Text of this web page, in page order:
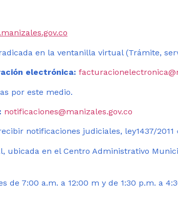
en la ventanilla virtual (Trámite,
electrónica:
por este medio.
notificaciones@manizales.gov.co
notificaciones judiciales, ley1437/2011
ubicada en el Centro Administrativo
de 7:00 a.m. a 12:00 m y de 1:30 p.m. a